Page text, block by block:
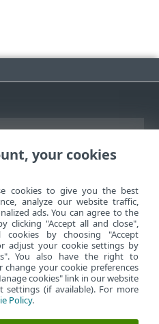
Base
ESET
regionale
your cookies
cookies to give you the best
analyze our website traffic,
ads. You can agree to the
clicking "Accept all and close",
cookies by choosing "Accept
adjust your cookie settings by
You also have the right to
your cookie preferences
cookies" link in our website
(if available). For more
Policy.